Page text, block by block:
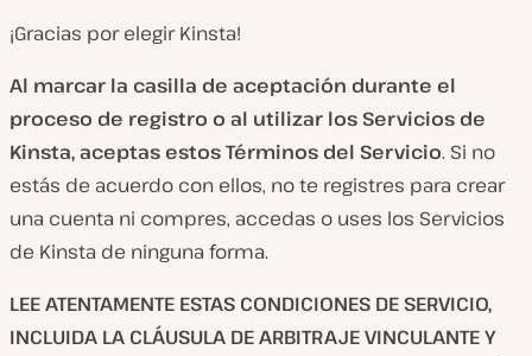
¡Gracias por elegir Kinsta!
Al marcar la casilla de aceptación durante el
proceso de registro o al utilizar los Servicios de
Kinsta, aceptas estos Términos del Servicio. Si no
estás de acuerdo con ellos, no te registres para crear
una cuenta ni compres, accedas o uses los Servicios
de Kinsta de ninguna forma.
LEE ATENTAMENTE ESTAS CONDICIONES DE SERVICIO,
INCLUIDA LA CLÁUSULA DE ARBITRAJE VINCULANTE Y